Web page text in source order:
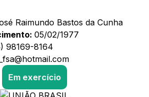
Raimundo Bastos da Cunha
05/02/1977
98169-8164
Em exercício